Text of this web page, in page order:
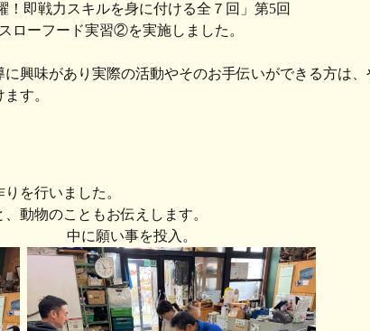
即戦力スキルを身に付ける全７回」第5回
ローフード実習②を実施しました。
興味があり実際の活動やそのお手伝いができる方は
す。
を行いました。
動物のこともお伝えします。
中に願い事を投入。